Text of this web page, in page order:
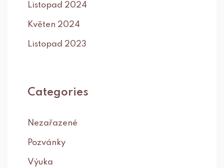
Listopad 2024
Květen 2024
Listopad 2023
Categories
Nezařazené
Pozvánky
Výuka